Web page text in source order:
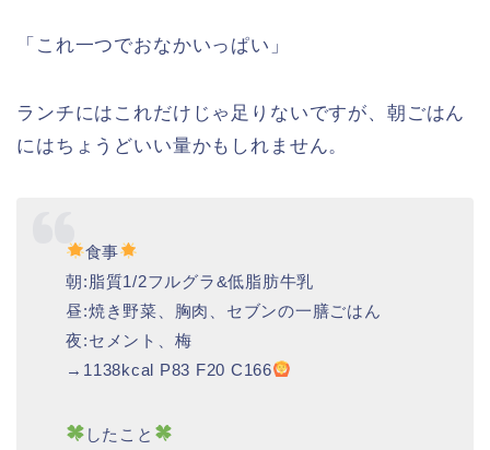
「これ一つでおなかいっぱい」
ランチにはこれだけじゃ足りないですが、朝ごはん
にはちょうどいい量かもしれません。
食事
朝:脂質1/2フルグラ&低脂肪牛乳
昼:焼き野菜、胸肉、セブンの一膳ごはん
夜:セメント、梅
→1138kcal P83 F20 C166
したこと